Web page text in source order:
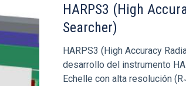
HARPS3 (High
Searcher)
HARPS3 (High Accuracy
desarrollo del instrumento
Echelle con alta resolución